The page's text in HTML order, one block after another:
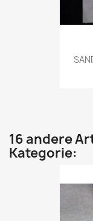
16 andere
Kategorie: